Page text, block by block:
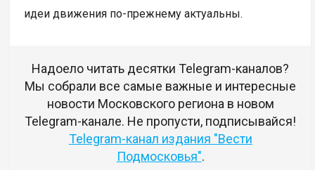
идеи движения по-прежнему актуальны.
Надоело читать десятки Telegram-каналов?
Мы собрали все самые важные и интересные
новости Московского региона в новом
Telegram-канале. Не пропусти, подписывайся!
Telegram-канал издания "Вести
Подмосковья".